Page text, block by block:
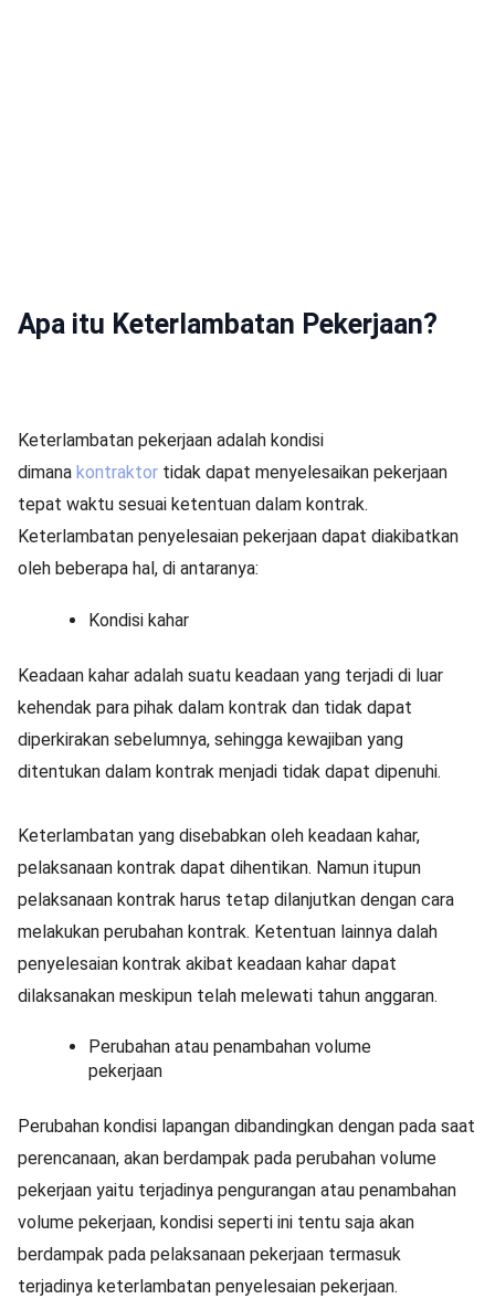
Apa itu Keterlambatan Pekerjaan?
Keterlambatan pekerjaan adalah kondisi
dimana kontraktor tidak dapat menyelesaikan pekerjaan
tepat waktu sesuai ketentuan dalam kontrak.
Keterlambatan penyelesaian pekerjaan dapat diakibatkan
oleh beberapa hal, di antaranya:
Kondisi kahar
Keadaan kahar adalah suatu keadaan yang terjadi di luar
kehendak para pihak dalam kontrak dan tidak dapat
diperkirakan sebelumnya, sehingga kewajiban yang
ditentukan dalam kontrak menjadi tidak dapat dipenuhi.
Keterlambatan yang disebabkan oleh keadaan kahar,
pelaksanaan kontrak dapat dihentikan. Namun itupun
pelaksanaan kontrak harus tetap dilanjutkan dengan cara
melakukan perubahan kontrak. Ketentuan lainnya dalah
penyelesaian kontrak akibat keadaan kahar dapat
dilaksanakan meskipun telah melewati tahun anggaran.
Perubahan atau penambahan volume
pekerjaan
Perubahan kondisi lapangan dibandingkan dengan pada saat
perencanaan, akan berdampak pada perubahan volume
pekerjaan yaitu terjadinya pengurangan atau penambahan
volume pekerjaan, kondisi seperti ini tentu saja akan
berdampak pada pelaksanaan pekerjaan termasuk
terjadinya keterlambatan penyelesaian pekerjaan.